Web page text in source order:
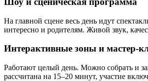
На главной сцене весь день идут
интересно и родителям. Живой звук,
Интерактивные зоны и мастер-
Работают целый день. Можно собрать и
рассчитана на 15–20 минут, участие